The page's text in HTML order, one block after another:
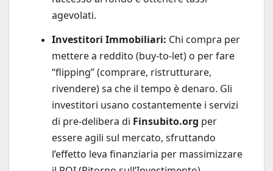
agevolati.
Investitori Immobiliari: Chi compra per
mettere a reddito (buy-to-let) o per fare
“flipping” (comprare, ristrutturare,
rivendere) sa che il tempo è denaro. Gli
investitori usano costantemente i servizi
di pre-delibera di Finsubito.org per
essere agili sul mercato, sfruttando
l’effetto leva finanziaria per massimizzare